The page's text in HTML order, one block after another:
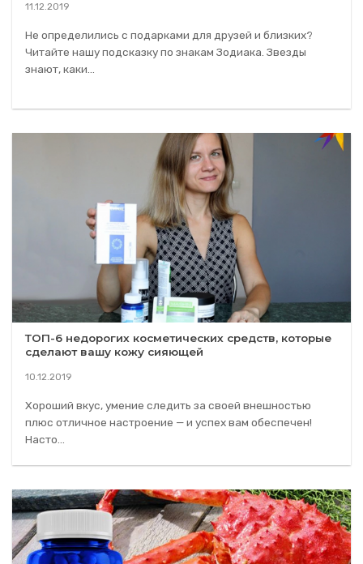
11.12.2019
Не определились с подарками для друзей и близких?
Читайте нашу подсказку по знакам Зодиака. Звезды
знают, каки...
ТОП-6 недорогих косметических средств, которые
сделают вашу кожу сияющей
10.12.2019
Хороший вкус, умение следить за своей внешностью
плюс отличное настроение — и успех вам обеспечен!
Насто...